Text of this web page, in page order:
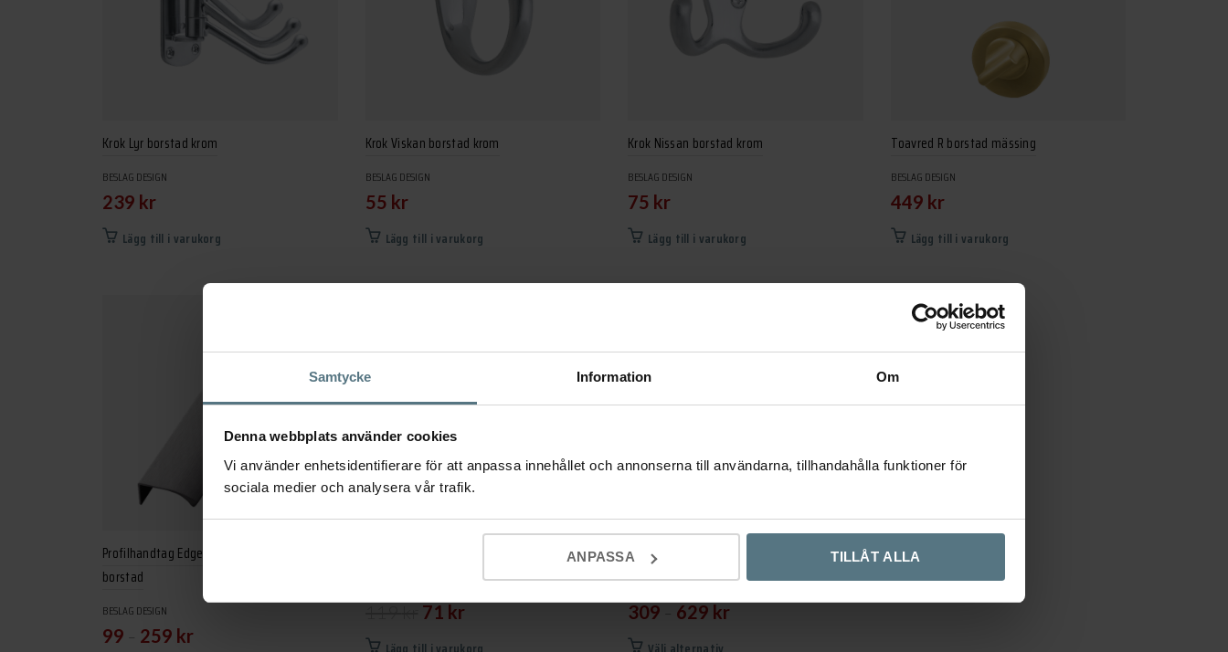
Samtycke Information Om
Denna webbplats använder cookies
Vi använder enhetsidentifierare för att anpassa innehållet och annonserna till användarna, tillhandahålla funktioner för
sociala medier och analysera vår trafik.
ANPASSA TILLÅT ALLA
Krok Lyr borstad krom
BESLAG DESIGN
239 kr
Lägg till i varukorg
Krok Viskan borstad krom
BESLAG DESIGN
55 kr
Lägg till i varukorg
Krok Nissan borstad krom
BESLAG DESIGN
75 kr
Lägg till i varukorg
Toavred R borstad mässing
BESLAG DESIGN
449 kr
Lägg till i varukorg
Profilhandtag Edge Straight antracit
borstad
BESLAG DESIGN
99 – 259 kr
Det
ursprungliga
71 krDet
nuvarande
Handtag Mango borstad svart
BESLAG DESIGN
309–629 kr